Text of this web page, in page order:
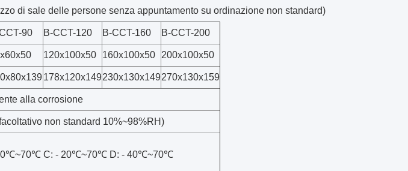
di sale delle persone senza appuntamento su ordinazione non standard)
90 B-CCT-120 B-CCT-160 B-CCT-200
120x100x50 160x100x50 200x100x50
178x120x149230x130x149270x130x159
alla corrosione
non standard 10%~98%RH)
C: - 20℃~70℃ D: - 40℃~70℃